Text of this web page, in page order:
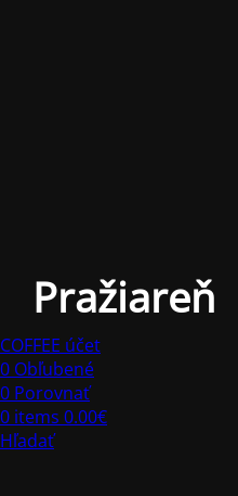
Pražiareň
COFFEE účet
0 Obľubené
0 Porovnať
0 items 0.00€
Hľadať